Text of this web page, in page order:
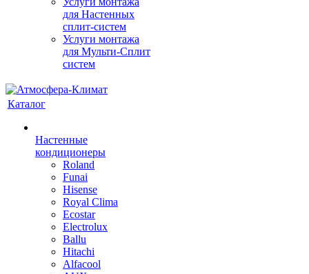
для Настенных
сплит-систем
Услуги монтажа
для Мульти-Сплит
систем
Каталог
Настенные
кондиционеры
Roland
Funai
Hisense
Royal Clima
Ecostar
Electrolux
Ballu
Hitachi
Alfacool